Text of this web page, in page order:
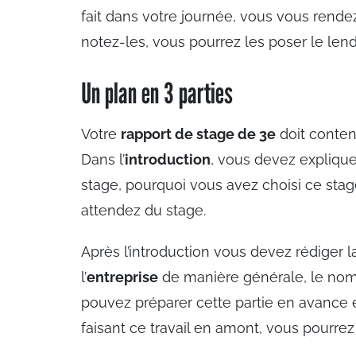
fait dans votre journée, vous vous
notez-les, vous pourrez les poser le
Un plan en 3 parties
Votre rapport de stage de 3e doit
Dans l’introduction, vous devez
stage, pourquoi vous avez choisi ce
attendez du stage.
Après l’introduction vous devez rédiger
l’entreprise de manière générale, le
pouvez préparer cette partie en avance
faisant ce travail en amont, vous